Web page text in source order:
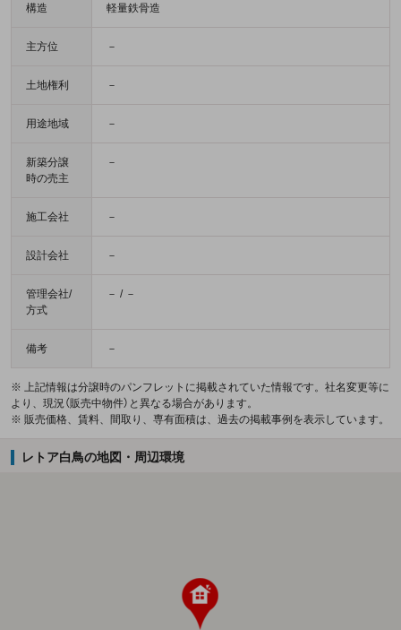
構造 軽量鉄骨造
主方位 －
土地権利 －
用途地域 －
新築分譲
時の売主
－
施工会社 －
設計会社 －
管理会社/
方式
－ / －
備考 －
※ 上記情報は分譲時のパンフレットに掲載されていた情報です。社名変更等に
より、現況（販売中物件）と異なる場合があります。
※ 販売価格、賃料、間取り、専有面積は、過去の掲載事例を表示しています。
レトア白鳥の地図・周辺環境